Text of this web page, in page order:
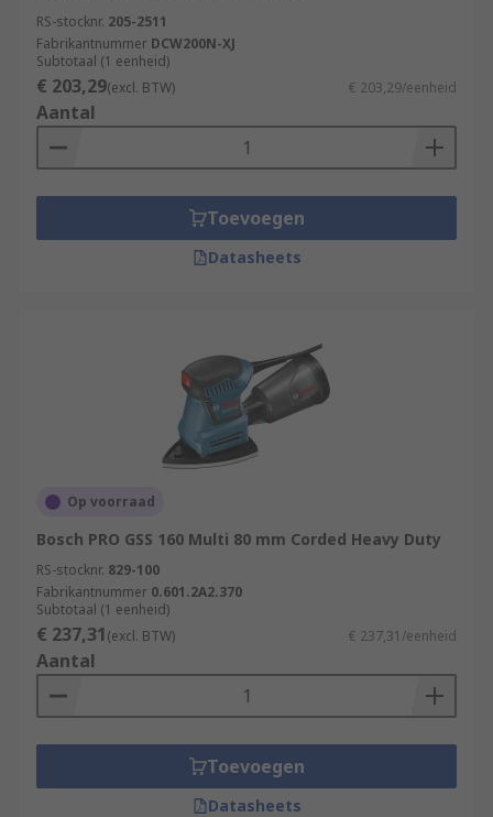
RS-stocknr. 205-2511
Fabrikantnummer DCW200N-XJ
Subtotaal (1 eenheid)
€ 203,29(excl. BTW) € 203,29/eenheid
Aantal
Toevoegen
Datasheets
Op voorraad
Bosch PRO GSS 160 Multi 80 mm Corded Heavy Duty
RS-stocknr. 829-100
Fabrikantnummer 0.601.2A2.370
Subtotaal (1 eenheid)
€ 237,31(excl. BTW) € 237,31/eenheid
Aantal
Toevoegen
Datasheets